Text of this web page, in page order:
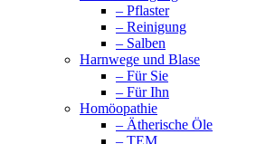
– Pflaster
– Reinigung
– Salben
Harnwege und Blase
– Für Sie
– Für Ihn
Homöopathie
– Ätherische Öle
– TEM